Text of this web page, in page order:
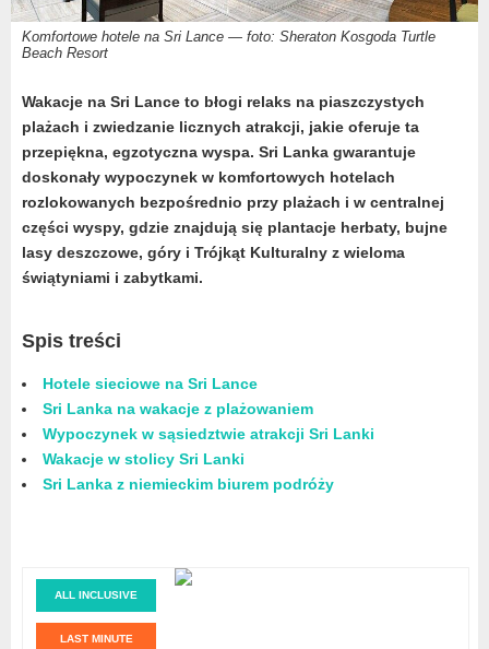
Komfortowe hotele na Sri Lance — foto: Sheraton Kosgoda Turtle
Beach Resort
Wakacje na Sri Lance to błogi relaks na piaszczystych
plażach i zwiedzanie licznych atrakcji, jakie oferuje ta
przepiękna, egzotyczna wyspa. Sri Lanka gwarantuje
doskonały wypoczynek w komfortowych hotelach
rozlokowanych bezpośrednio przy plażach i w centralnej
części wyspy, gdzie znajdują się plantacje herbaty, bujne
lasy deszczowe, góry i Trójkąt Kulturalny z wieloma
świątyniami i zabytkami.
Spis treści
Hotele sieciowe na Sri Lance
Sri Lanka na wakacje z plażowaniem
Wypoczynek w sąsiedztwie atrakcji Sri Lanki
Wakacje w stolicy Sri Lanki
Sri Lanka z niemieckim biurem podróży
ALL INCLUSIVE
LAST MINUTE